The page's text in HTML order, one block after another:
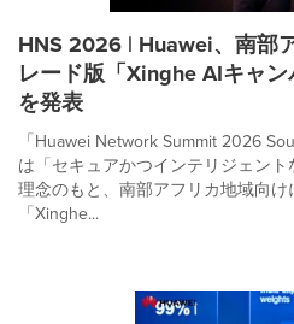
HNS 2026 | Huawei、南部
レード版「Xinghe AIキャン
を発表
「Huawei Network Summit 2026
は「セキュアかつインテリジェン
理念のもと、南部アフリカ地域向
「Xinghe...